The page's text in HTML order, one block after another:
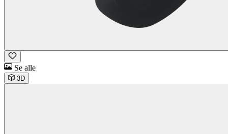
Se alle
3D